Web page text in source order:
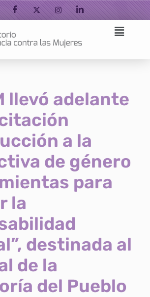
llevó adelante
a la
de género
para
la
destinada al
de la
del Pueblo